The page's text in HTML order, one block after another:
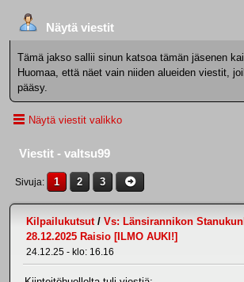
Näytä viestit
Tämä jakso sallii sinun katsoa tämän jäsenen
Huomaa, että näet vain niiden alueiden viestit,
pääsy.
Näytä viestit valikko
Viestit - valtsu99
Sivuja 1 2 3
Kilpailukutsut/ Vs: Länsirannikon
28.12.2025 Raisio [ILMO AUKI!]
24.12.25 - klo: 16.16